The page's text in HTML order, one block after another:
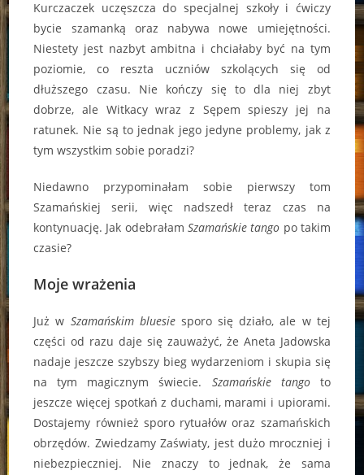
Kurczaczek uczęszcza do specjalnej szkoły i ćwiczy
bycie szamanką oraz nabywa nowe umiejętności.
Niestety jest nazbyt ambitna i chciałaby być na tym
poziomie, co reszta uczniów szkolących się od
dłuższego czasu. Nie kończy się to dla niej zbyt
dobrze, ale Witkacy wraz z Sępem spieszy jej na
ratunek. Nie są to jednak jego jedyne problemy, jak z
tym wszystkim sobie poradzi?
Niedawno przypominałam sobie pierwszy tom
Szamańskiej serii, więc nadszedł teraz czas na
kontynuację. Jak odebrałam Szamańskie tango po takim
czasie?
Moje wrażenia
Już w Szamańskim bluesiesporo się działo, ale w tej
części od razu daje się zauważyć, że Aneta Jadowska
nadaje jeszcze szybszy bieg wydarzeniom i skupia się
na tym magicznym świecie. Szamańskie tangoto
jeszcze więcej spotkań z duchami, marami i upiorami.
Dostajemy również sporo rytuałów oraz szamańskich
obrzędów. Zwiedzamy Zaświaty, jest dużo mroczniej i
niebezpieczniej. Nie znaczy to jednak, że sama